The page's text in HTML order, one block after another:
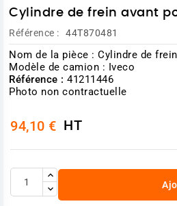
Cylindre de frein avant
Référence : 44T870481
Nom de la pièce : Cylindre de
Modèle de camion : Iveco
Référence : 41211446
Photo non contractuelle
94,10 € HT